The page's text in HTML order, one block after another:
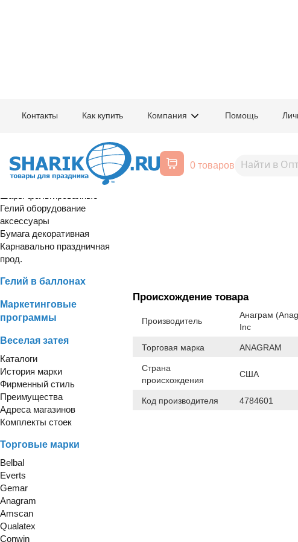
Контакты Как купить Компания Помощь
0 товаров
Расширенный поиск
Шары латексные
Гелий оборудование
аксессуары
Бумага декоративная
Карнавально праздничная
прод.
Гелий в баллонах
Маркетинговые
программы
Веселая затея
Каталоги
История марки
Фирменный стиль
Преимущества
Адреса магазинов
Комплекты стоек
Торговые марки
Belbal
Everts
Gemar
Anagram
Amscan
Qualatex
Conwin
1207-6546
перламутровый блеск
Происхождение товара
Производитель
Анаграм
Inc
Торговая марка ANAGRAM
Страна
происхождения
США
Код производителя 4784601